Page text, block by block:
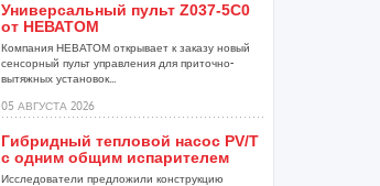
Универсальный пульт Z037-5C0
от НЕВАТОМ
Компания НЕВАТОМ открывает к заказу новый
сенсорный пульт управления для приточно-
вытяжных установок...
05 АВГУСТА 2026
Гибридный тепловой насос PV/T
с одним общим испарителем
Исследователи предложили конструкцию